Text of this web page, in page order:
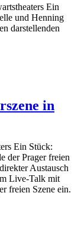
Ein
und Henning
darstellenden
in
Ein Stück:
der Prager freien
Austausch
Live-Talk mit
freien Szene ein.